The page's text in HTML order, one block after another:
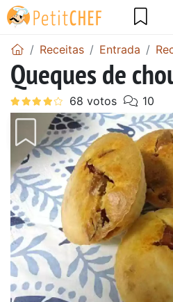
Receitas Entrada
Queques de